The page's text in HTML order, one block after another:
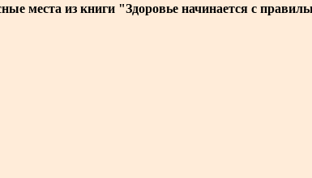
места из книги "Здоровье начинается с